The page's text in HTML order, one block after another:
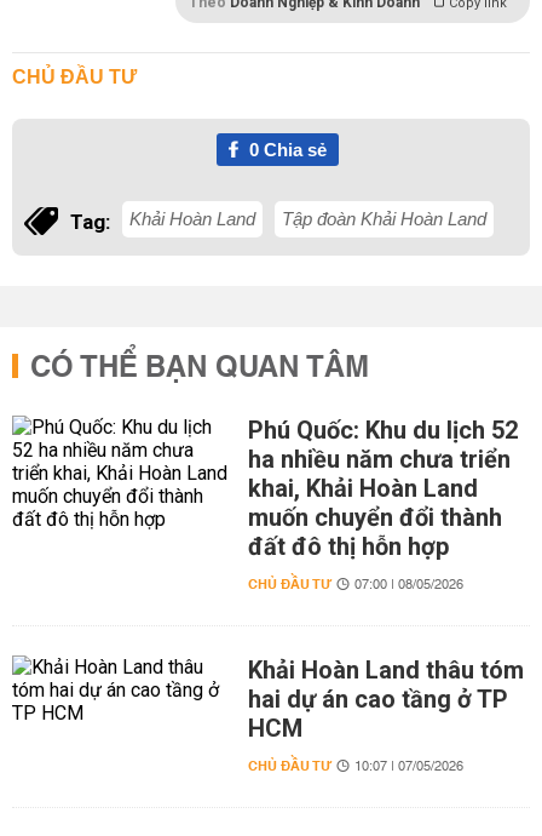
CHỦ ĐẦU TƯ
0Chia sẻ
Tag: Khải Hoàn Land Tập đoàn Khải Hoàn Land
CÓ THỂ BẠN QUAN TÂM
Phú Quốc: Khu du lịch 52
ha nhiều năm chưa triển
khai, Khải Hoàn Land
muốn chuyển đổi thành
đất đô thị hỗn hợp
CHỦ ĐẦU TƯ 07:00 | 08/05/2026
Khải Hoàn Land thâu tóm
hai dự án cao tầng ở TP
HCM
CHỦ ĐẦU TƯ 10:07 | 07/05/2026